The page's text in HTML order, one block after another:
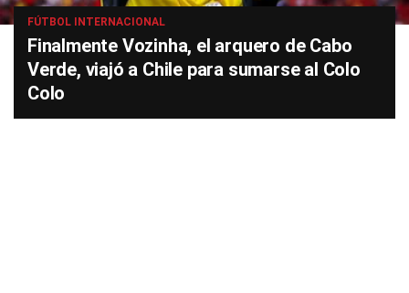
FÚTBOL INTERNACIONAL
Finalmente Vozinha, el arquero de Cabo
Verde, viajó a Chile para sumarse al Colo
Colo